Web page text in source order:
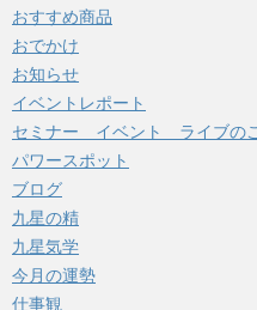
おすすめ商品
おでかけ
お知らせ
イベントレポート
セミナー イベント ライブの
パワースポット
ブログ
九星の精
九星気学
今月の運勢
仕事観